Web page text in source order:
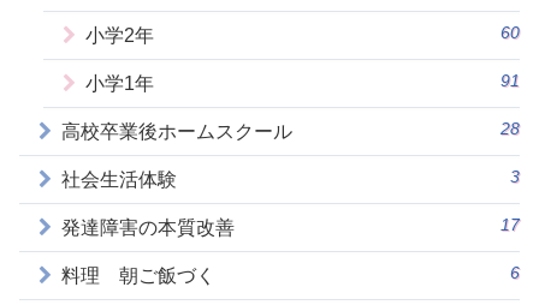
小学2年 60
小学1年 91
高校卒業後ホームスクール 28
社会生活体験 3
発達障害の本質改善 17
料理 朝ご飯づく 6